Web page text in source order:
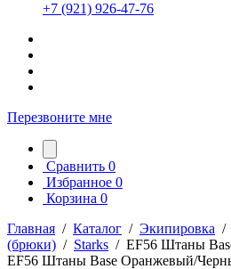
+7 (921) 926-47-76
Перезвоните мне
Сравнить 0
Избранное 0
Корзина 0
Главная / Каталог / Экипировка /
(брюки) / Starks / EF56 Штаны
EF56 Штаны Base Оранжевый/